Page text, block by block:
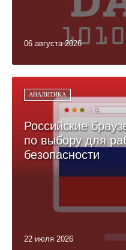
06 августа 2026
АНАЛИТИКА
Российские
по выбору для
безопасности
22 июля 2026